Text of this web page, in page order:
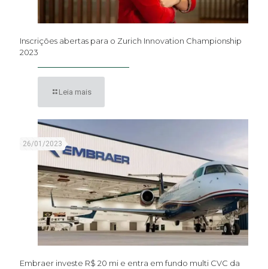
Inscrições abertas para o Zurich Innovation Championship
2023
Leia mais
26/01/2023
Embraer investe R$ 20 mi e entra em fundo multi CVC da